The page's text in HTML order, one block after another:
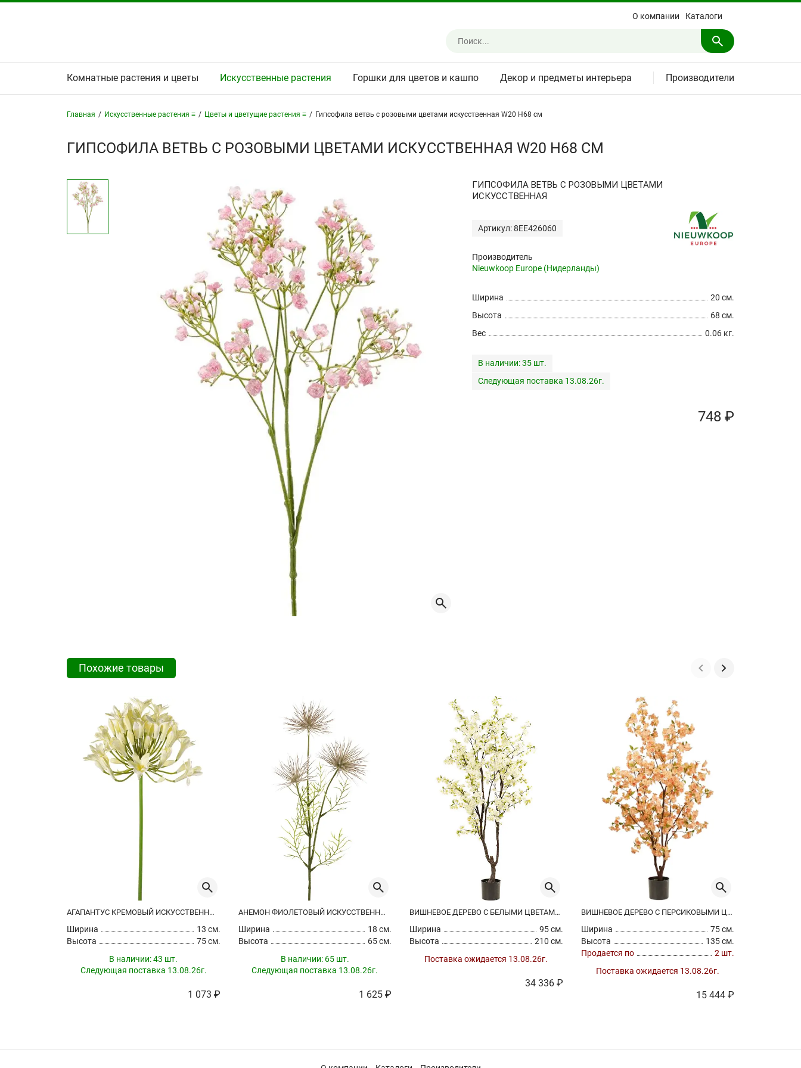
О компании Каталоги
Комнатные растения и цветы Искусственные растения Горшки для цветов и кашпо Декор и предметы интерьера Производители
Главная / Искусственные растения ≡ / Цветы и цветущие растения ≡ / Гипсофила ветвь с розовыми цветами искусственная W20 H68 см
ГИПСОФИЛА ВЕТВЬ С РОЗОВЫМИ ЦВЕТАМИ ИСКУССТВЕННАЯ W20 H68 СМ
ГИПСОФИЛА ВЕТВЬ С РОЗОВЫМИ ЦВЕТАМИ
ИСКУССТВЕННАЯ
Артикул: 8EE426060
Производитель
Nieuwkoop Europe (Нидерланды)
20 см.
Ширина
68 см.
Высота
0.06 кг.
Вес
В наличии:35 шт.
Следующая поставка 13.08.26г.
748 ₽
Похожие товары
АГАПАНТУС КРЕМОВЫЙ ИСКУССТВЕННЫЙ
Ширина
13 см.
Высота
75 см.
В наличии:43 шт.
Следующая поставка 13.08.26г.
1 073 ₽
АНЕМОН ФИОЛЕТОВЫЙ ИСКУССТВЕННЫЙ
Ширина
18 см.
Высота
65 см.
В наличии: 65 шт.
Следующая поставка 13.08.26г.
1 625 ₽
ВИШНЕВОЕ ДЕРЕВО С БЕЛЫМИ ЦВЕТАМИ ИСКУССТВЕННОЕ
Ширина
95 см.
Высота
210 см.
Поставка ожидается 13.08.26г.
34 336 ₽
ВИШНЕВОЕ ДЕРЕВО С ПЕРСИКОВЫМИ ЦВЕТАМИ ИСКУССТВЕННОЕ
Ширина
75 см.
Высота
135 см.
Продается по
2 шт.
Поставка ожидается 13.08.26г.
15 444 ₽